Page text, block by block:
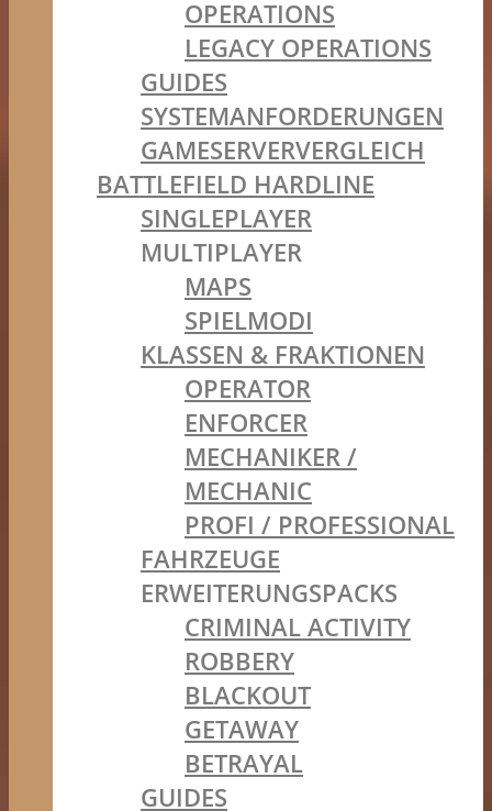
OPERATIONS
LEGACY OPERATIONS
GUIDES
SYSTEMANFORDERUNGEN
GAMESERVERVERGLEICH
BATTLEFIELD HARDLINE
SINGLEPLAYER
MULTIPLAYER
MAPS
SPIELMODI
KLASSEN & FRAKTIONEN
OPERATOR
ENFORCER
MECHANIKER /
MECHANIC
PROFI / PROFESSIONAL
FAHRZEUGE
ERWEITERUNGSPACKS
CRIMINAL ACTIVITY
ROBBERY
BLACKOUT
GETAWAY
BETRAYAL
GUIDES